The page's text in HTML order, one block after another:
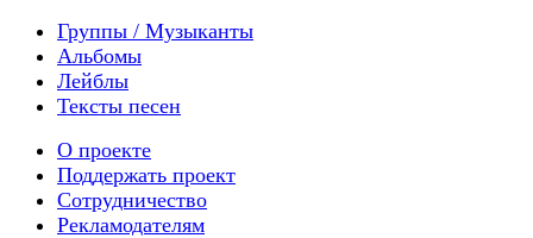
Группы / Музыканты
Альбомы
Лейблы
Тексты песен
О проекте
Поддержать проект
Сотрудничество
Рекламодателям